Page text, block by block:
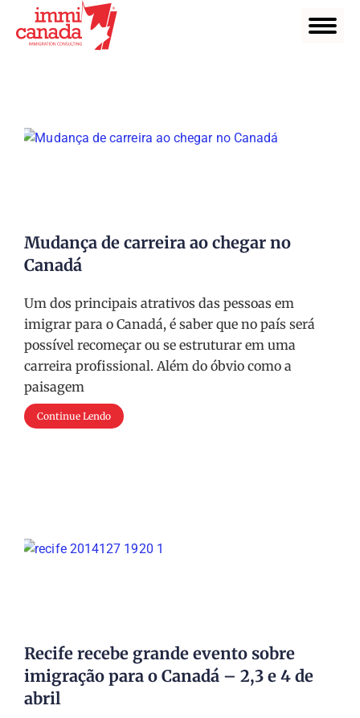
Mudança de carreira ao chegar no
Canadá
Um dos principais atrativos das pessoas em
imigrar para o Canadá, é saber que no país será
possível recomeçar ou se estruturar em uma
carreira profissional. Além do óbvio como a
paisagem
Continue Lendo
Recife recebe grande evento sobre
imigração para o Canadá – 2,3 e 4 de
abril